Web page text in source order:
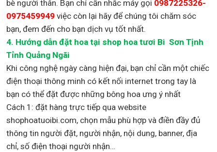
bè người thân. Bạn chỉ cần nhắc máy gọi 0987225326-
0975459949việc còn lại hãy để chúng tôi chăm sóc
bạn, đem đến cho bạn dịch vụ tốt nhất.
4. Hướng dẫn đặt hoa tại shop hoa tươi Bi Sơn Tịnh
Tỉnh Quảng Ngãi
Khi công nghệ ngày càng hiện đại, bạn chỉ cần một chiếc
điện thoại thông minh có kết nối internet trong tay là
bạn có thể đặt được những bông hoa ưng ý nhất
Cách 1: đặt hàng trực tiếp qua website
shophoatuoibi.com, chọn mẫu phù hợp và điền đầy đủ
thông tin người đặt, người nhận, nội dung, banner, địa
chỉ, số điện thoại người nhận…